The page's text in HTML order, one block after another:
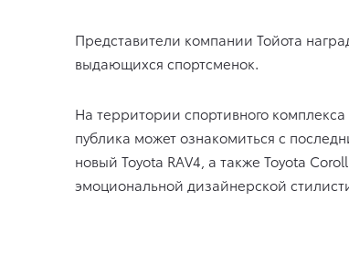
Представители компании Тойота
выдающихся спортсменок.
На территории спортивного
публика может ознакомиться с
новый Toyota RAV4, а также Toyota
эмоциональной дизайнерской